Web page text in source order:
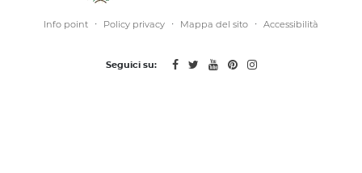
Info point · Policy privacy · Mappa del sito · Accessibilità
Seguici su: